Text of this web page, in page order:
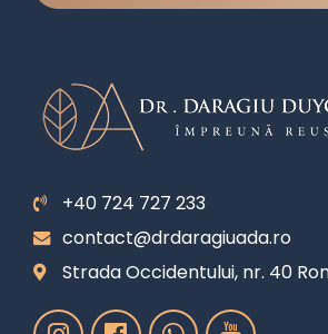
+40 724 727 233
contact@drdaragiuada.ro
Strada Occidentului, nr. 40